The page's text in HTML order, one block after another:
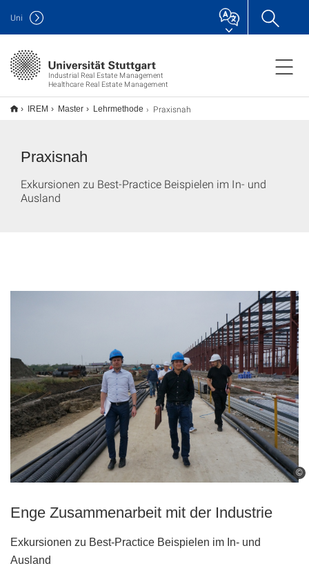
Industrial Real Estate Management
Healthcare Real Estate Management
Uni
IREM Master Lehrmethode Praxisnah
Praxisnah
Exkursionen zu Best-Practice Beispielen im In- und
Ausland
©
Enge Zusammenarbeit mit der Industrie
Exkursionen zu Best-Practice Beispielen im In- und
Ausland